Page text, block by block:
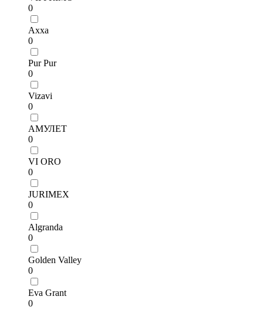
0
Axxa
0
Pur Pur
0
Vizavi
0
АМУЛЕТ
0
VI ORO
0
JURIMEX
0
Algranda
0
Golden Valley
0
Eva Grant
0